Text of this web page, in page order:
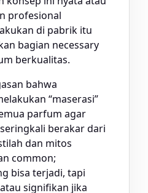
profesional
di pabrik itu
bagian necessary
berkualitas.
bahwa
“maserasi”
parfum agar
berakar dari
dan mitos
common;
bisa terjadi, tapi
signifikan jika